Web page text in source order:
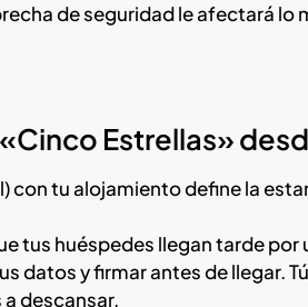
de seguridad le afectará lo
Estrellas»
con tu alojamiento define la
tus huéspedes llegan tarde por
datos y firmar antes de llegar.
descansar.